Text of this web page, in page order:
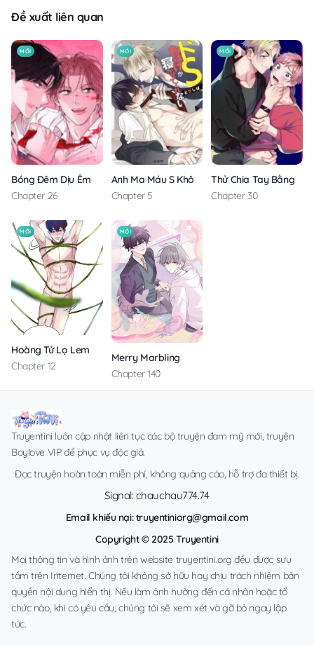
Đề xuất liên quan
MỚI
Bóng Đêm Dịu Êm
Chapter 26
MỚI
Anh Ma Máu S Không Cho Tôi Ngủ Yên
Chapter 5
MỚI
Thử Chia Tay Bằng
Chapter 30
MỚI
Hoàng Tử Lọ Lem
Chapter 12
MỚI
Merry Marbling
Chapter 140
Truyentini luôn cập nhật liên tục các bộ truyện đam mỹ mới, truyện
Boylove VIP để phục vụ độc giả.
Đọc truyện hoàn toàn miễn phí, không quảng cáo, hỗ trợ đa thiết bị.
Signal: chauchau774.74
Email khiếu nại:truyentiniorg@gmail.com
Copyright © 2025 Truyentini
Mọi thông tin và hình ảnh trên website truyentini.org đều được sưu
tầm trên Internet. Chúng tôi không sở hữu hay chịu trách nhiệm bản
quyền nội dung hiển thị. Nếu làm ảnh hưởng đến cá nhân hoặc tổ
chức nào, khi có yêu cầu, chúng tôi sẽ xem xét và gỡ bỏ ngay lập
tức.